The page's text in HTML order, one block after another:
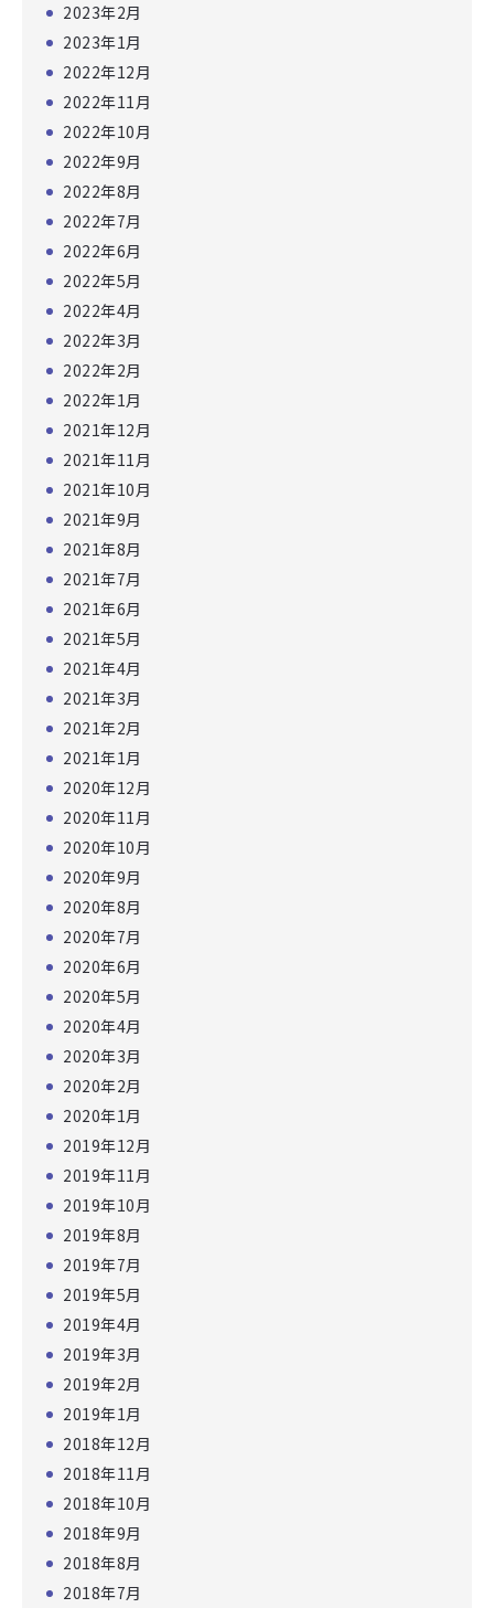
2023年2月
2023年1月
2022年12月
2022年11月
2022年10月
2022年9月
2022年8月
2022年7月
2022年6月
2022年5月
2022年4月
2022年3月
2022年2月
2022年1月
2021年12月
2021年11月
2021年10月
2021年9月
2021年8月
2021年7月
2021年6月
2021年5月
2021年4月
2021年3月
2021年2月
2021年1月
2020年12月
2020年11月
2020年10月
2020年9月
2020年8月
2020年7月
2020年6月
2020年5月
2020年4月
2020年3月
2020年2月
2020年1月
2019年12月
2019年11月
2019年10月
2019年8月
2019年7月
2019年5月
2019年4月
2019年3月
2019年2月
2019年1月
2018年12月
2018年11月
2018年10月
2018年9月
2018年8月
2018年7月